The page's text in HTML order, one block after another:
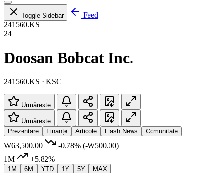
Toggle Sidebar
Feed
241560.KS
24
Doosan Bobcat Inc.
241560.KS · KSC
Urmărește
Urmărește
Prezentare
Finanțe Articole Flash News Comunitate
₩63,500.00 -0.78% (-₩500.00)
1M
+5.82%
1M 6M YTD 1Y 5Y MAX